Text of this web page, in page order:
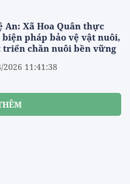
An: Xã Hoa Quân thực
pháp bảo vệ vật nuôi,
triển chăn nuôi bền vững
2026 11:41:38